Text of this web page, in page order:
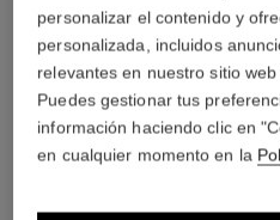
CONSEJOS DE
personalizar el contenido y
personalizada, incluidos
relevantes en nuestro sitio
Puedes gestionar tus
información haciendo clic en
en cualquier momento en la